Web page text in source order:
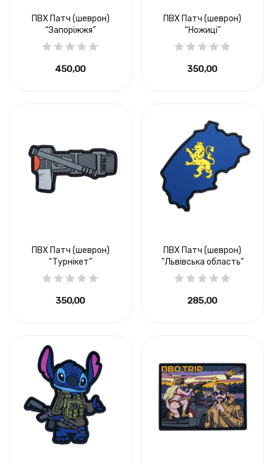
ПВХ Патч (шеврон)
“Запоріжжя”
450,00 ₴
ПВХ Патч (шеврон)
“Ножиці”
350,00 ₴
ПВХ Патч (шеврон)
“Турнікет”
350,00 ₴
ПВХ Патч (шеврон)
"Львівська область"
285,00 ₴